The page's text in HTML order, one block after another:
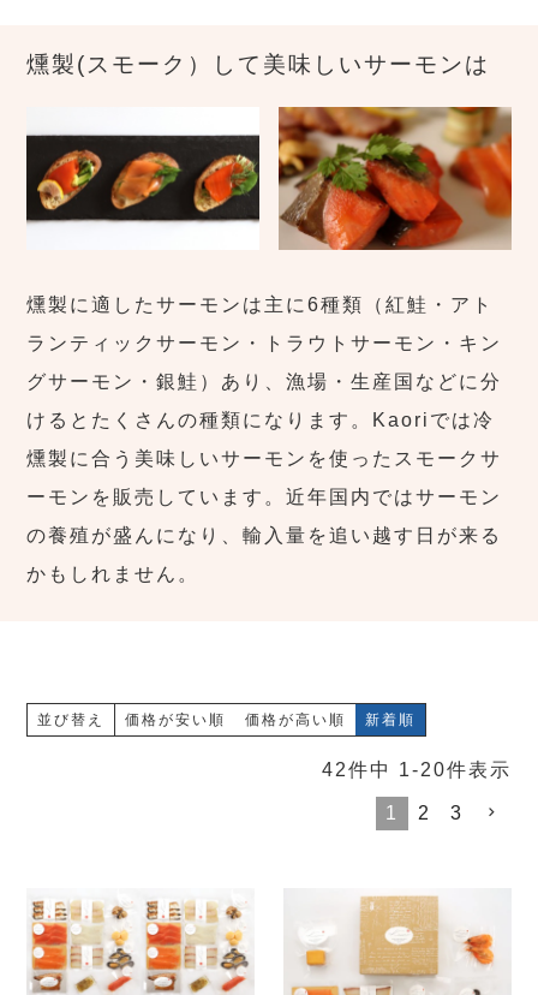
燻製(スモーク）して美味しいサーモンは
燻製に適したサーモンは主に6種類（紅鮭・アト
ランティックサーモン・トラウトサーモン・キン
グサーモン・銀鮭）あり、漁場・生産国などに分
けるとたくさんの種類になります。Kaoriでは冷
燻製に合う美味しいサーモンを使ったスモークサ
ーモンを販売しています。近年国内ではサーモン
の養殖が盛んになり、輸入量を追い越す日が来る
かもしれません。
並び替え 価格が安い順 価格が高い順 新着順
42件中 1-20件表示
1 2 3